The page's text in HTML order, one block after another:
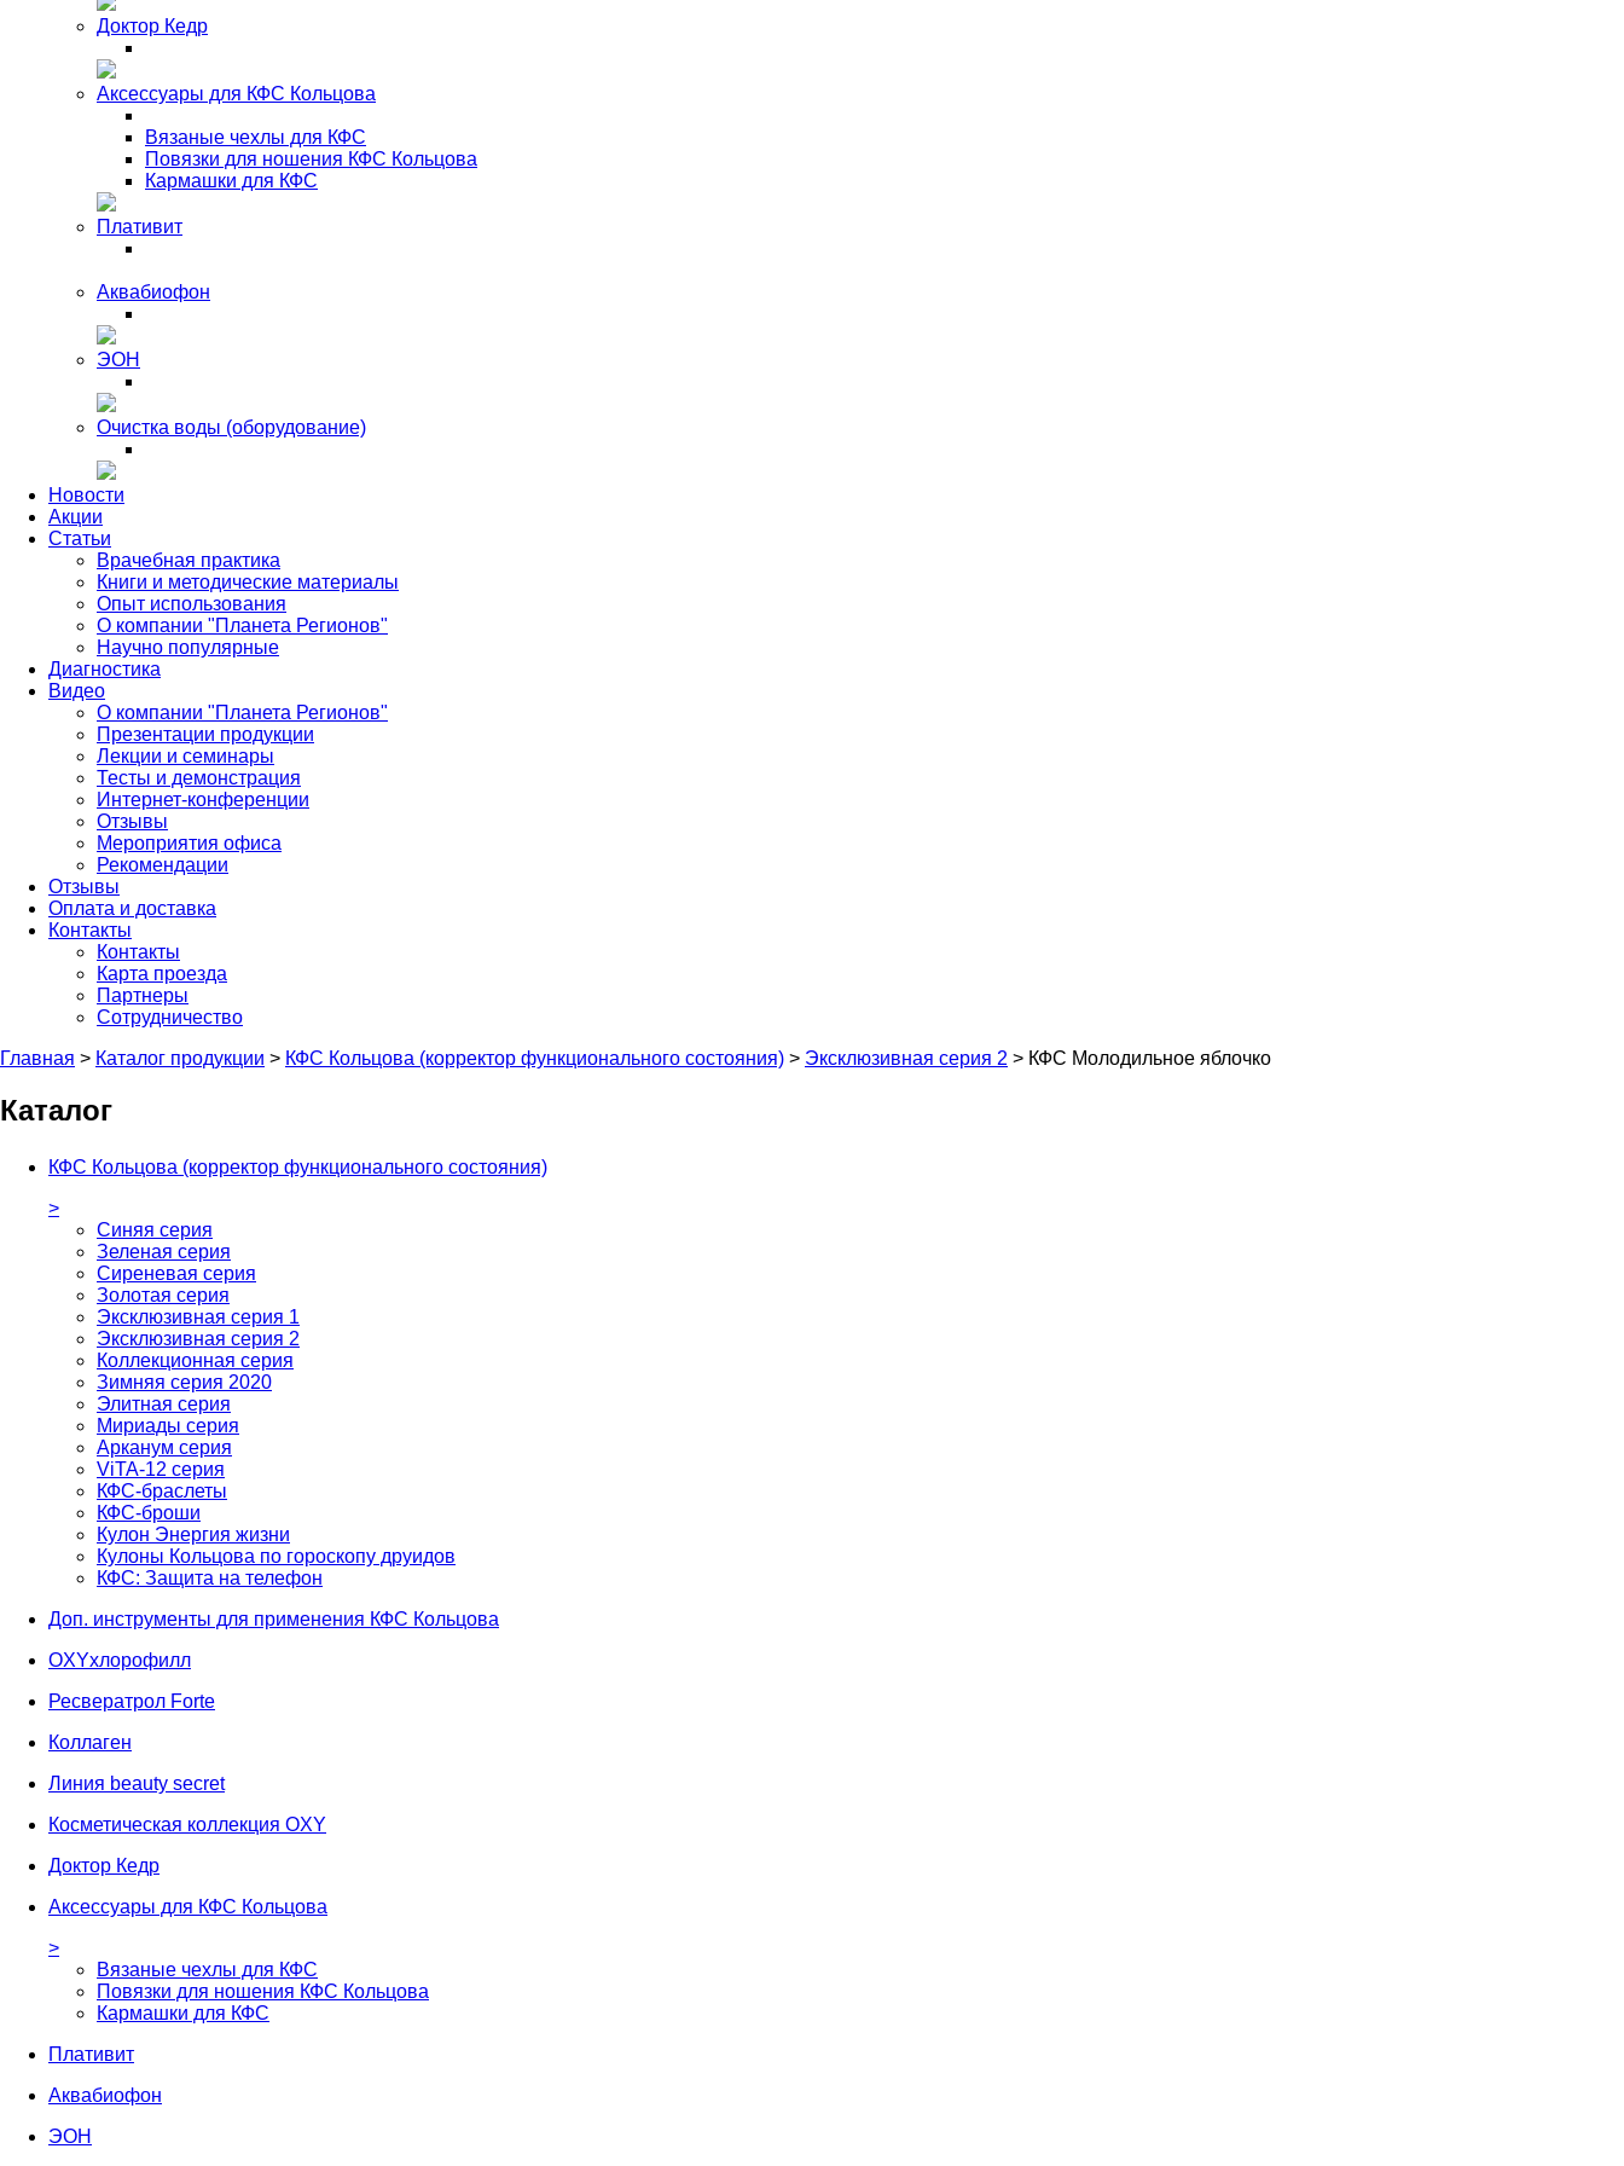
Доктор Кедр
Аксессуары для КФС Кольцова
Вязаные чехлы для КФС
Повязки для ношения КФС Кольцова
Кармашки для КФС
Плативит
Аквабиофон
ЭОН
Очистка воды (оборудование)
Новости
Акции
Статьи
Врачебная практика
Книги и методические материалы
Опыт использования
О компании "Планета Регионов"
Научно популярные
Диагностика
Видео
О компании "Планета Регионов"
Презентации продукции
Лекции и семинары
Тесты и демонстрация
Интернет-конференции
Отзывы
Мероприятия офиса
Рекомендации
Отзывы
Оплата и доставка
Контакты
Контакты
Карта проезда
Партнеры
Сотрудничество
Главная > Каталог продукции > КФС Кольцова (корректор функционального состояния) > Эксклюзивная серия 2 > КФС Молодильное яблочко
Каталог
КФС Кольцова (корректор функционального состояния)
>
Синяя серия
Зеленая серия
Сиреневая серия
Золотая серия
Эксклюзивная серия 1
Эксклюзивная серия 2
Коллекционная серия
Зимняя серия 2020
Элитная серия
Мириады серия
Арканум серия
ViTA-12 серия
КФС-браслеты
КФС-броши
Кулон Энергия жизни
Кулоны Кольцова по гороскопу друидов
КФС: Защита на телефон
Доп. инструменты для применения КФС Кольцова
OXYхлорофилл
Ресвератрол Forte
Коллаген
Линия beauty secret
Косметическая коллекция OXY
Доктор Кедр
Аксессуары для КФС Кольцова
>
Вязаные чехлы для КФС
Повязки для ношения КФС Кольцова
Кармашки для КФС
Плативит
Аквабиофон
ЭОН